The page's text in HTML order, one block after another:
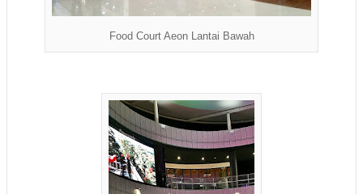
Food Court Aeon Lantai Bawah